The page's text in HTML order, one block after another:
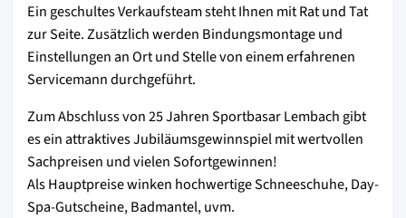
Ein geschultes Verkaufsteam steht Ihnen mit Rat und Tat
zur Seite. Zusätzlich werden Bindungsmontage und
Einstellungen an Ort und Stelle von einem erfahrenen
Servicemann durchgeführt.
Zum Abschluss von 25 Jahren Sportbasar Lembach gibt
es ein attraktives Jubiläumsgewinnspiel mit wertvollen
Sachpreisen und vielen Sofortgewinnen!
Als Hauptpreise winken hochwertige Schneeschuhe, Day-
Spa-Gutscheine, Badmantel, uvm.